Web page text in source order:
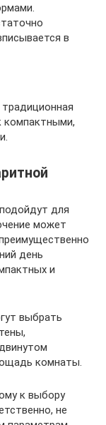
в
компактными,
для
может
день
и
выбрать
комнаты.
к выбору
не